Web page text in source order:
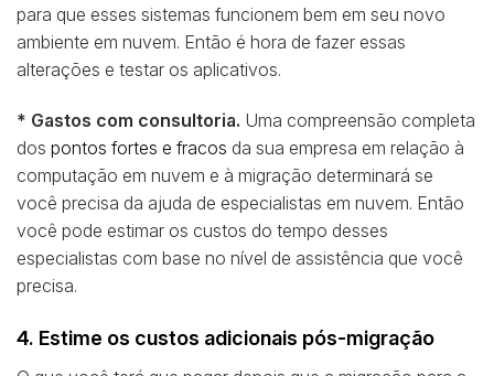
para que esses sistemas funcionem bem em seu novo
ambiente em nuvem. Então é hora de fazer essas
alterações e testar os aplicativos.
* Gastos com consultoria. Uma compreensão completa
dos pontos fortes e fracos da sua empresa em relação à
computação em nuvem e à migração determinará se
você precisa da ajuda de especialistas em nuvem. Então
você pode estimar os custos do tempo desses
especialistas com base no nível de assistência que você
precisa.
4. Estime os custos adicionais pós-migração